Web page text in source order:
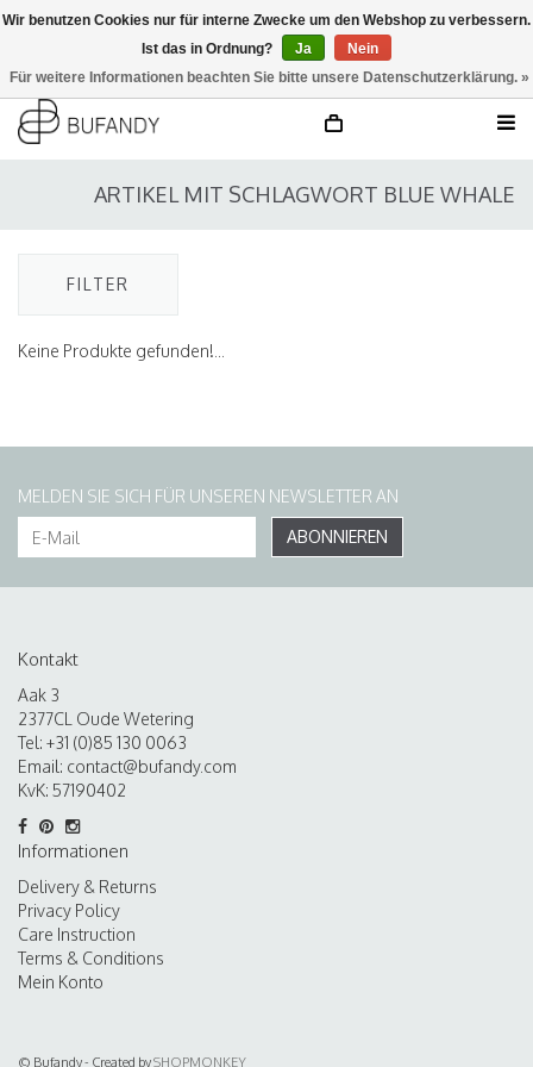
ARTIKEL MIT SCHLAGWORT BLUE WHALE
FILTER
Keine Produkte gefunden!...
MELDEN SIE SICH FÜR UNSEREN NEWSLETTER AN
ABONNIEREN
Kontakt
Aak 3
2377CL Oude Wetering
Tel: +31 (0)85 130 0063
Email: contact@bufandy.com
KvK: 57190402
Informationen
Delivery & Returns
Privacy Policy
Care Instruction
Terms & Conditions
Mein Konto
© Bufandy - Created bySHOPMONKEY
Wir benutzen Cookies nur für interne Zwecke um den Webshop zu verbessern.
Ist das in Ordnung?
Ja
Nein
Für weitere Informationen beachten Sie bitte unsere Datenschutzerklärung. »